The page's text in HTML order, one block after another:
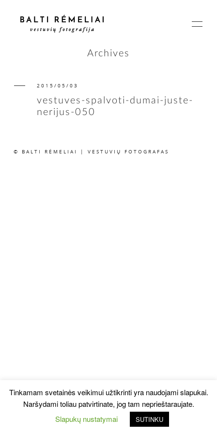
PAGRINDINIS
ISTORIJOS
Archives
2015/05/03
vestuves-spalvoti-dumai-juste-
nerijus-050
© BALTI RĖMELIAI | VESTUVIŲ FOTOGRAFAS
Tinkamam svetainės veikimui užtikrinti yra naudojami slapukai.
Naršydami toliau patvirtinate, jog tam neprieštaraujate.
Slapukų nustatymai
SUTINKU